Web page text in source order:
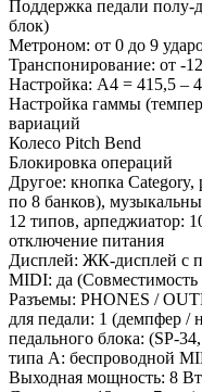
Поддержка педали полу-
блок)
Метроном: от 0 до 9
Транспонирование: от -
Настройка: A4 = 415,5 –
Настройка гаммы
вариаций
Колесо Pitch Bend
Блокировка операций
Другое: кнопка Category,
по 8 банков),
12 типов, арпеджиатор:
отключение питания
Дисплей: ЖК-дисплей с
MIDI: да (Совместимость
Разъемы: PHONES /
для педали: 1 (демпфер /
педального блока: (SP-
типа A: беспроводной
Выходная мощность: 8